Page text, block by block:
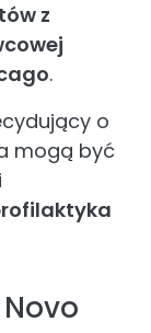
z
.
o
mogą być